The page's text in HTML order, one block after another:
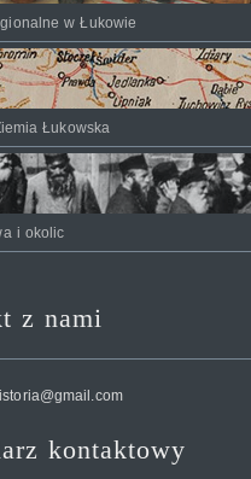
w Łukowie
Łukowska
i okolic
z nami
kontaktowy